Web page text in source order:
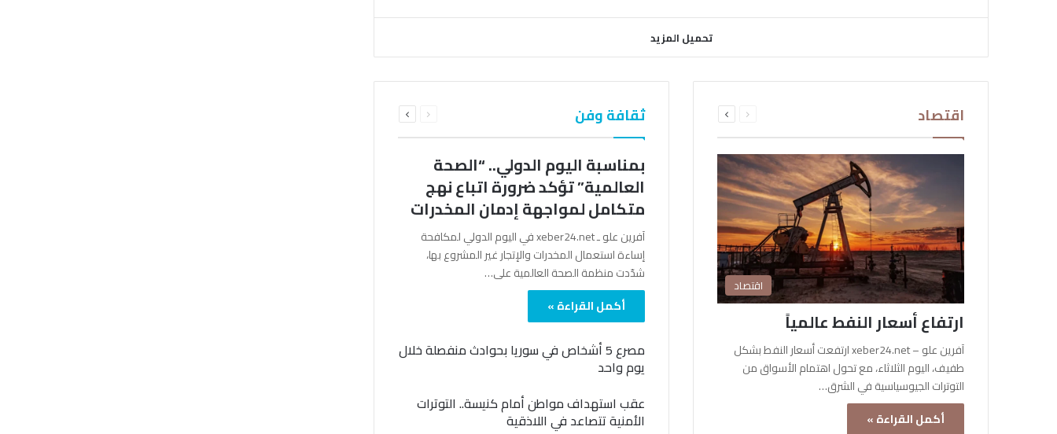
تحميل المزيد
اقتصاد الصفحةالصفحة
اقتصاد
ارتفاع أسعار النفط عالمياً
آفرين علو – xeber24.net ارتفعت أسعار النفط بشكل
طفيف، اليوم الثلاثاء، مع تحول اهتمام الأسواق من
التوترات الجيوسياسية في الشرق…
أكمل القراءة »
ثقافة وفن الصفحةالصفحة
بمناسبة اليوم الدولي.. “الصحة
العالمية” تؤكد ضرورة اتباع نهج
متكامل لمواجهة إدمان المخدرات
آفرين علو ـ xeber24.net في اليوم الدولي لمكافحة
إساءة استعمال المخدرات والإتجار غير المشروع بها،
شدّدت منظمة الصحة العالمية على…
أكمل القراءة »
مصرع 5 أشخاص في سوريا بحوادث منفصلة خلال
يوم واحد
عقب استهداف مواطن أمام كنيسة.. التوترات
الأمنية تتصاعد في اللاذقية